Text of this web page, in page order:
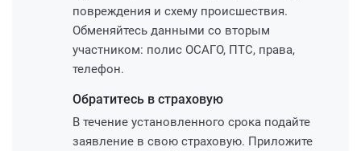
повреждения и схему происшествия.
Обменяйтесь данными со вторым
участником: полис ОСАГО, ПТС, права,
телефон.
Обратитесь в страховую
В течение установленного срока подайте
заявление в свою страховую. Приложите